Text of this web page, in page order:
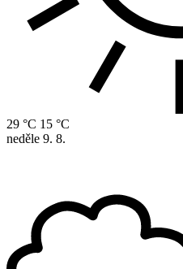
29 °C 15 °C
neděle 9. 8.